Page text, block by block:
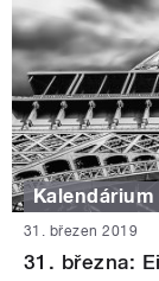
Kalendárium
31. březen 2019
31. března: